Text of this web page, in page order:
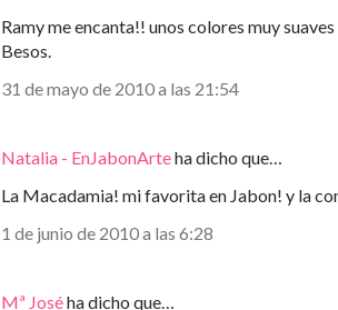
Ramy me encanta!! unos colores muy
Besos.
31 de mayo de 2010 a las 21:54
Natalia - EnJabonArteha dicho que…
La Macadamia! mi favorita en Jabon! y la
1 de junio de 2010 a las 6:28
Mª Joséha dicho que…